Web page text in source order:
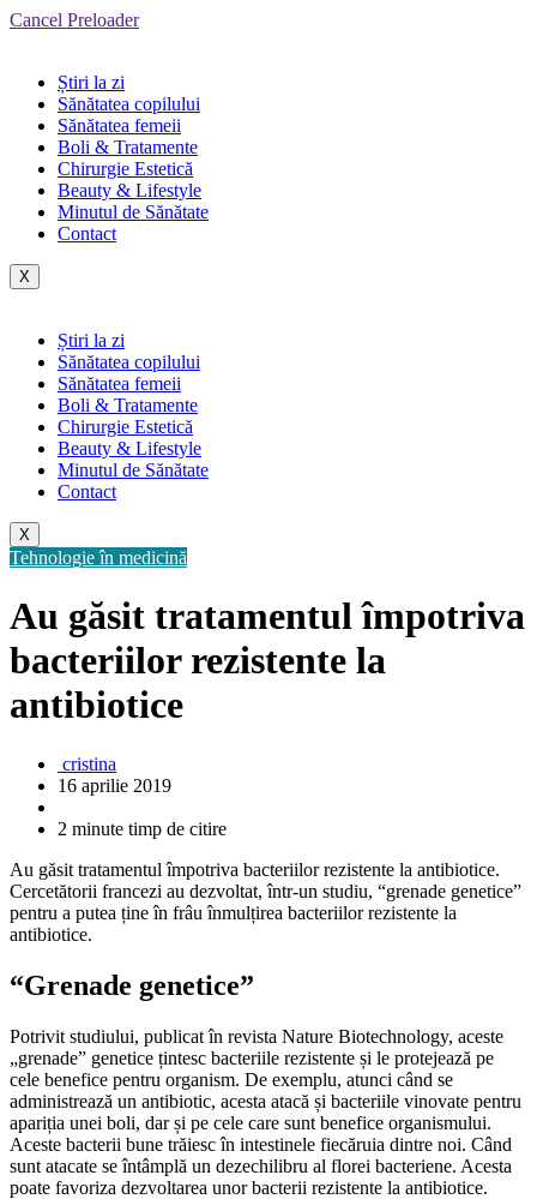
Cancel Preloader
Știri la zi
Sănătatea copilului
Sănătatea femeii
Boli & Tratamente
Chirurgie Estetică
Beauty & Lifestyle
Minutul de Sănătate
Contact
X
Știri la zi
Sănătatea copilului
Sănătatea femeii
Boli & Tratamente
Chirurgie Estetică
Beauty & Lifestyle
Minutul de Sănătate
Contact
X
Tehnologie în medicină
Au găsit tratamentul împotriva
bacteriilor rezistente la
antibiotice
cristina
16 aprilie 2019
2 minute timp de citire
Au găsit tratamentul împotriva bacteriilor rezistente la antibiotice.
Cercetătorii francezi au dezvoltat, într-un studiu, “grenade genetice”
pentru a putea ține în frâu înmulțirea bacteriilor rezistente la
antibiotice.
“Grenade genetice”
Potrivit studiului, publicat în revista Nature Biotechnology, aceste
„grenade” genetice țintesc bacteriile rezistente și le protejează pe
cele benefice pentru organism. De exemplu, atunci când se
administrează un antibiotic, acesta atacă și bacteriile vinovate pentru
apariția unei boli, dar și pe cele care sunt benefice organismului.
Aceste bacterii bune trăiesc în intestinele fiecăruia dintre noi. Când
sunt atacate se întâmplă un dezechilibru al florei bacteriene. Acesta
poate favoriza dezvoltarea unor bacterii rezistente la antibiotice.